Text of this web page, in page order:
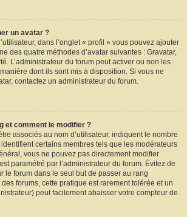
un avatar ?
dans l’onglet « profil » vous pouvez ajouter
des quatre méthodes d’avatar suivantes : Gravatar,
L’administrateur du forum peut activer ou non les
dont ils sont mis à disposition. Si vous ne
contactez un administrateur du forum.
et comment le modifier ?
associés au nom d’utilisateur, indiquent le nombre
certains membres tels que les modérateurs
vous ne pouvez pas directement modifier
paramétré par l’administrateur du forum. Évitez de
le forum dans le seul but de passer au rang
forums, cette pratique est rarement tolérée et un
peut facilement abaisser votre compteur de